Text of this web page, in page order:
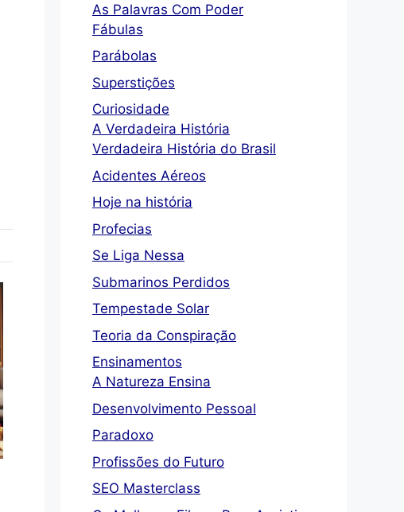
As Palavras Com Poder
Fábulas
Parábolas
Superstições
Curiosidade
A Verdadeira História
Verdadeira História do Brasil
Acidentes Aéreos
Hoje na história
Profecias
Se Liga Nessa
Submarinos Perdidos
Tempestade Solar
Teoria da Conspiração
Ensinamentos
A Natureza Ensina
Desenvolvimento Pessoal
Paradoxo
Profissões do Futuro
SEO Masterclass